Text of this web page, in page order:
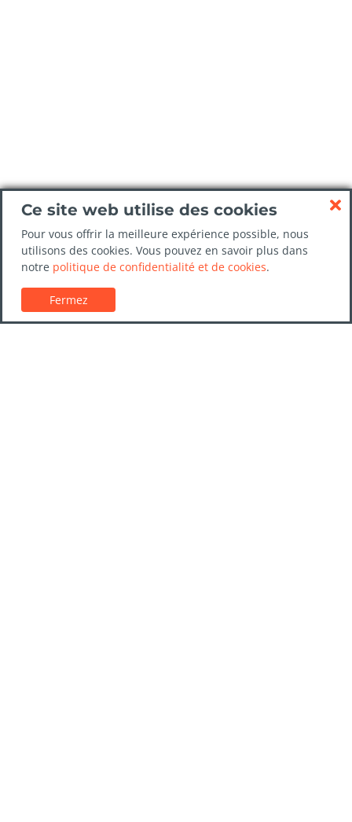
Ce site web utilise des cookies
Pour vous offrir la meilleure expérience possible, nous
utilisons des cookies. Vous pouvez en savoir plus dans
notre politique de confidentialité et de cookies.
Fermez